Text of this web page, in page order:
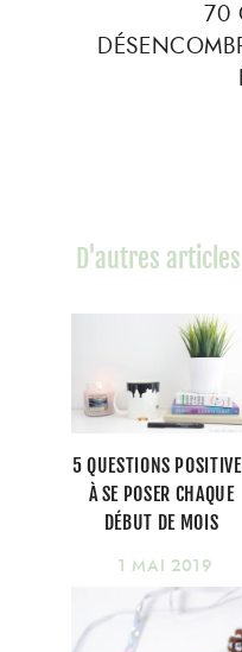
70
D'autres
5 QUESTIONS
À SE POSER CHAQUE
DÉBUT DE MOIS
1 MAI 2019